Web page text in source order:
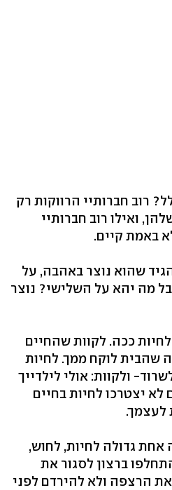
רוב חברותיי הרווקות רק
ואילו רוב חברותיי
באמת קיים.
שהוא נוצר באהבה, על
מה יהא על השלישי? נוצר
ככה. לקוות שהחיים
שהבית לוקח ממך. לחיות
ולקוות: אולי לילדייך
לא יצטרכו לחיות בחיים
לעצמך.
אחת גדולה לחיות, לחוש,
ברצון לסגור את
הרצפה ולא להירדם לפני